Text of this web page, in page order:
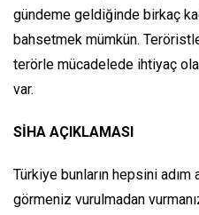
gündeme geldiğinde birkaç
bahsetmek mümkün.
terörle mücadelede ihtiyaç
var.
SİHA AÇIKLAMASI
Türkiye bunların hepsini
görmeniz vurulmadan